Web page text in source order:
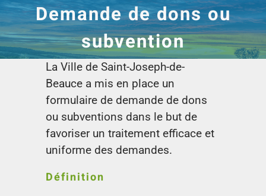
Demande de dons ou
subvention
La Ville de Saint-Joseph-de-
Beauce a mis en place un
formulaire de demande de dons
ou subventions dans le but de
favoriser un traitement efficace et
uniforme des demandes.
Définition